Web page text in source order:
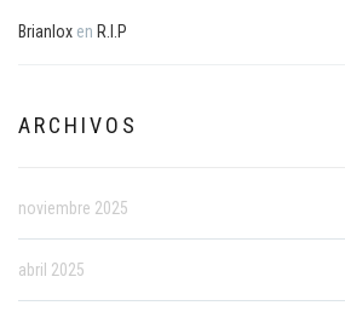
Brianlox en R.I.P
ARCHIVOS
noviembre 2025
abril 2025